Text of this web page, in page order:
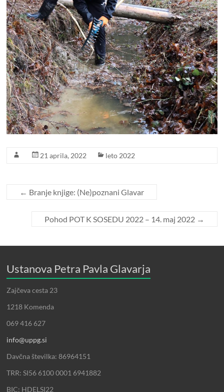
21 aprila, 2022 leto 2022
← Branje knjige: (Ne)poznani Glavar
Pohod POT K SOSEDU 2022 – 14. maj 2022 →
Ustanova Petra Pavla Glavarja
Zajčeva cesta 23
1218 Komenda
069 416 627
info@uppg.si
Davčna številka: 86964151
TRR: SI56 6100 0001 6941882
BIC: HDELSI22